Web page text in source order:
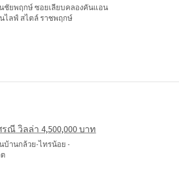
ชัยพฤกษ์ ซอยเลียบคลองคันแอน
ไลฟ์ สไตล์ ราชพฤกษ์
ณี วิลล่า 4,500,000 บาท
บ้านกล้วย-ไทรน้อย -